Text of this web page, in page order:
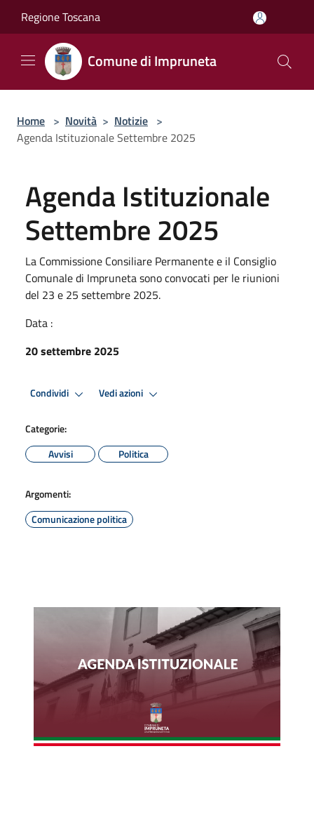
Regione Toscana
Comune di Impruneta
Home > Novità > Notizie >
Agenda Istituzionale Settembre 2025
Agenda Istituzionale
Settembre 2025
La Commissione Consiliare Permanente e il Consiglio
Comunale di Impruneta sono convocati per le riunioni
del 23 e 25 settembre 2025.
Data :
20 settembre 2025
Condividi Vedi azioni
Categorie:
Avvisi
Politica
Argomenti:
Comunicazione politica